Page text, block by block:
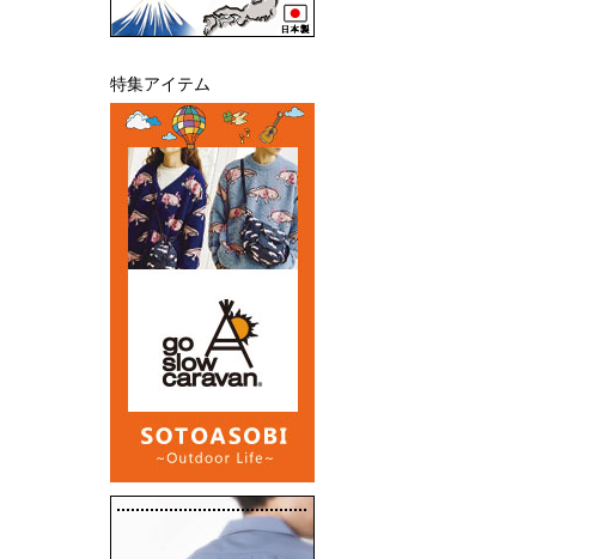
特集アイテム